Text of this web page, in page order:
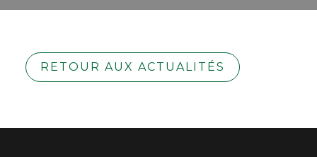
RETOUR AUX ACTUALITÉS